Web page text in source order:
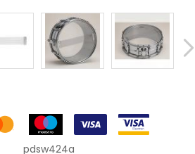
pdsw424a